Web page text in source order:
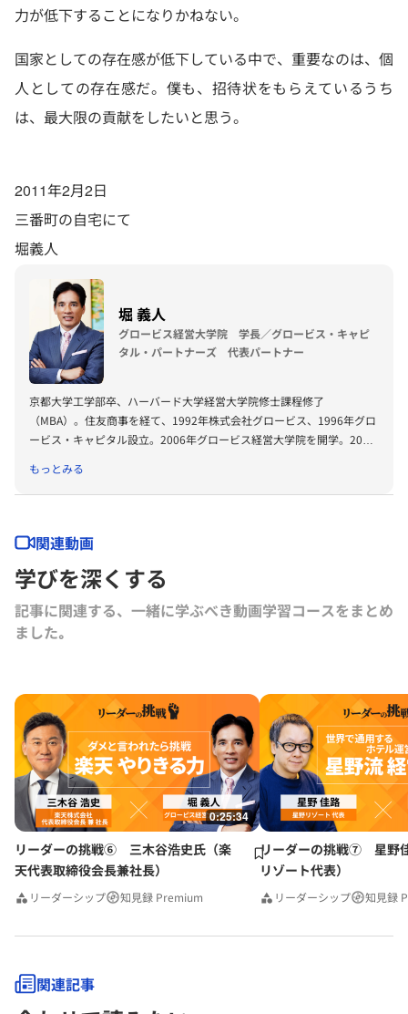
力が低下することになりかねない。
国家としての存在感が低下している中で、重要なのは、個
人としての存在感だ。僕も、招待状をもらえているうち
は、最大限の貢献をしたいと思う。
2011年2月2日
三番町の自宅にて
堀義人
堀 義人
グロービス経営大学院 学長／グロービス・キャピ
タル・パートナーズ 代表パートナー
京都大学工学部卒、ハーバード大学経営大学院修士課程修了
（MBA）。住友商事を経て、1992年株式会社グロービス、1996年グロ
ービス・キャピタル設立。2006年グロービス経営大学院を開学。2008
を立ち上げる。2016年に茨城ロボッツ、2019年に茨城放送オーナー就
任。2022年にLuckyFesを立ち上げ、現在総合プロデューサーを務め
社 社外取締役。
もっとみる
関連動画
学びを深くする
記事に関連する、一緒に学ぶべき動画学習コースをまとめ
ました｡
0:25:34
リーダーの挑戦⑥ 三木谷浩史氏（楽
天代表取締役会長兼社長）
リーダーシップ 知見録 Premium
リーダーの挑戦⑦ 星野
リゾート代表）
リーダーシップ 知見録
関連記事